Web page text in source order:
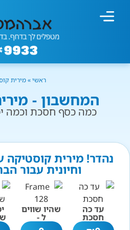
ראשי»מירית
המחשבון -
כמה כסף חסכת וכמה
נהדר! מירית קוסטיקה
וחיונית עבור
עד כה
חסכת
שהיו שווים
ל -